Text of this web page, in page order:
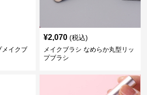
メイクブ
¥2,070 (税込)
メイクブラシ なめらか丸型リッ
プブラシ